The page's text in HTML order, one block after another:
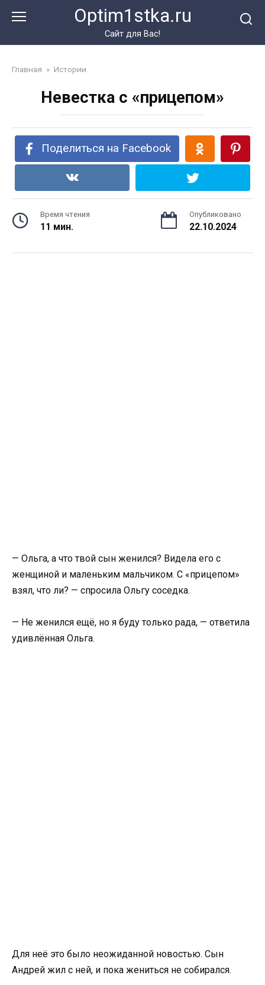
Optim1stka.ru
Сайт для Вас!
Главная » Истории
Невестка с «прицепом»
Поделиться на Facebook
Время чтения
11 мин.
Опубликовано
22.10.2024
— Ольга, а что твой сын женился? Видела его с
женщиной и маленьким мальчиком. С «прицепом»
взял, что ли? — спросила Ольгу соседка.
— Не женился ещё, но я буду только рада, — ответила
удивлённая Ольга.
Для неё это было неожиданной новостью. Сын
Андрей жил с ней, и пока жениться не собирался.